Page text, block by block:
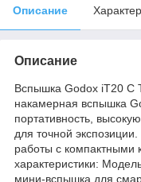
Описание
Описание
Вспышка Godox iT20 C
накамерная вспышка
портативность,
для точной
работы с
характеристики:
мини-вспышка для